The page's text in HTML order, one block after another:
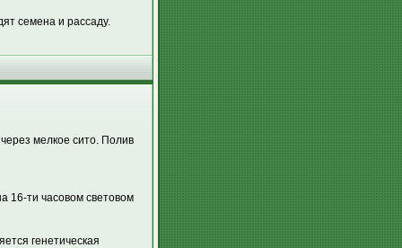
семена и рассаду.
мелкое сито. Полив
16-ти часовом световом
генетическая